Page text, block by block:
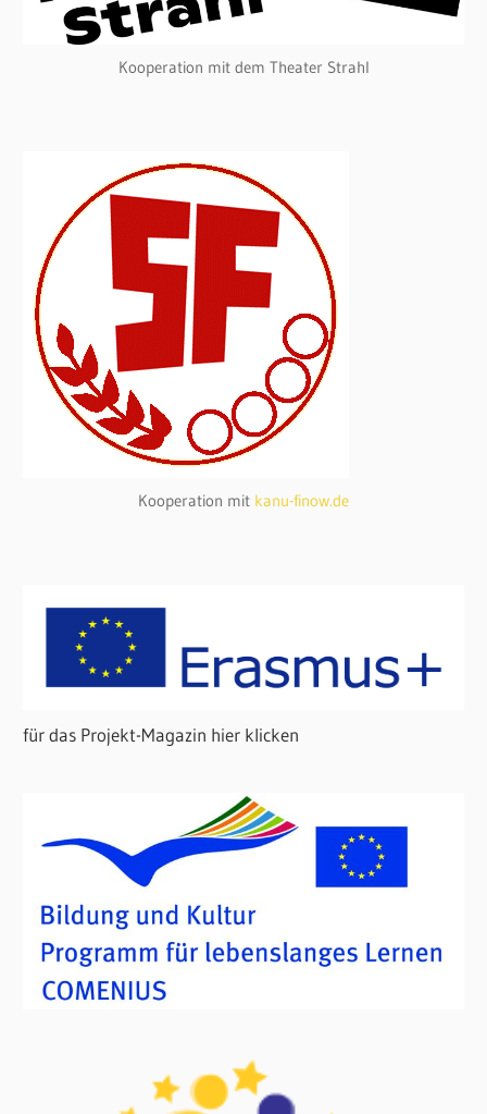
Kooperation mit dem Theater Strahl
Kooperation mit kanu-finow.de
für das Projekt-Magazin hier klicken